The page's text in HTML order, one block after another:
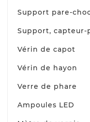
Support pare-
Support,
Vérin de capot
Vérin de hayon
Verre de phare
Ampoules LED